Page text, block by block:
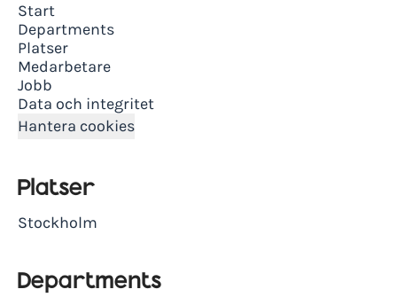
Start
Departments
Platser
Medarbetare
Jobb
Data och integritet
Hantera cookies
Platser
Stockholm
Departments